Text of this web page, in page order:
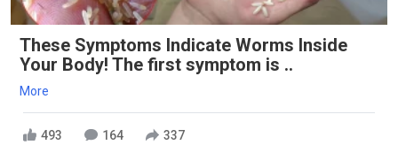
These Symptoms Indicate Worms Inside
Your Body! The first symptom is ..
More
493 164 337